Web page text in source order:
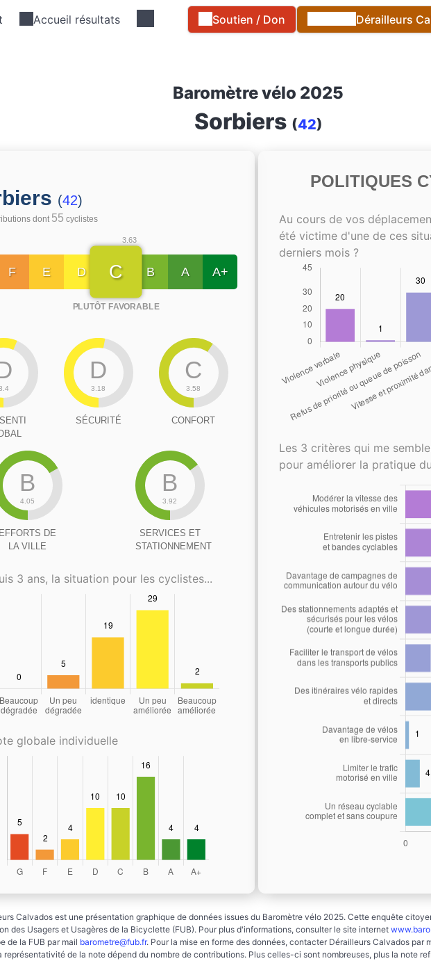
Accueil résultats Soutien / Don Dérailleurs
Baromètre vélo 2025
Sorbiers (42)
(42)
dont 55 cyclistes
F E D
3.63
C
PLUTÔT FAVORABLE
B A A+
D
3.18
SÉCURITÉ
C
3.58
CONFORT
B
4.05
EFFORTS DE
LA VILLE
B
3.92
SERVICES ET
STATIONNEMENT
3 ans, la situation pour les cyclistes...
globale individuelle
POLITIQUES
Au cours de vos
été victime d'une de ces
derniers mois ?
Les 3 critères qui me
pour améliorer la pratique
Calvados est une présentation graphique de données issues du Baromètre vélo 2025. Cette enquête
des Usagers et Usagères de la Bicyclette (FUB). Pour plus d'informations, consulter le site internet
de la FUB par mail barometre@fub.fr. Pour la mise en forme des données, contacter Dérailleurs Calvados par
représentativité de la note dépend du nombre de contributions. Plus celles-ci sont nombreuses, plus la note